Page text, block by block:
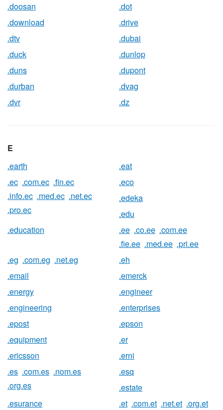
.doosan
.dot
.download
.drive
.dtv
.dubai
.duck
.dunlop
.duns
.dupont
.durban
.dvag
.dvr
.dz
E
.earth
.eat
.ec .com.ec .fin.ec
.info.ec .med.ec .net.ec
.pro.ec
.eco
.edeka
.edu
.education
.ee .co.ee .com.ee
.fie.ee .med.ee .pri.ee
.eg .com.eg .net.eg
.eh
.email
.emerck
.energy
.engineer
.engineering
.enterprises
.epost
.epson
.equipment
.er
.ericsson
.erni
.es .com.es .nom.es
.org.es
.esq
.estate
.esurance
.et .com.et .net.et .org.et